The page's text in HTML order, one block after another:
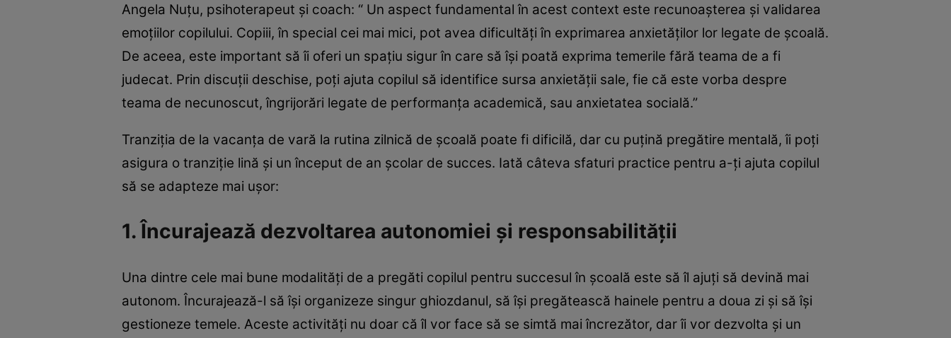
Angela Nuțu, psihoterapeut și coach: “ Un aspect fundamental în acest context este recunoașterea și validarea
emoțiilor copilului. Copiii, în special cei mai mici, pot avea dificultăți în exprimarea anxietăților lor legate de școală.
De aceea, este important să îi oferi un spațiu sigur în care să își poată exprima temerile fără teama de a fi
judecat. Prin discuții deschise, poți ajuta copilul să identifice sursa anxietății sale, fie că este vorba despre
teama de necunoscut, îngrijorări legate de performanța academică, sau anxietatea socială.”
Tranziția de la vacanța de vară la rutina zilnică de școală poate fi dificilă, dar cu puțină pregătire mentală, îi poți
asigura o tranziție lină și un început de an școlar de succes. Iată câteva sfaturi practice pentru a-ți ajuta copilul
să se adapteze mai ușor:
1. Încurajează dezvoltarea autonomiei și responsabilității
Una dintre cele mai bune modalități de a pregăti copilul pentru succesul în școală este să îl ajuți să devină mai
autonom. Încurajează-l să își organizeze singur ghiozdanul, să își pregătească hainele pentru a doua zi și să își
gestioneze temele. Aceste activități nu doar că îl vor face să se simtă mai încrezător, dar îi vor dezvolta și un